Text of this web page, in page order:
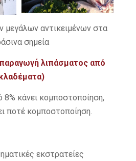
μεγάλων αντικειμένων στα
σημεία
λιπάσματος από
κάνει κομποστοποίηση,
ποτέ κομποστοποίηση.
εκστρατείες